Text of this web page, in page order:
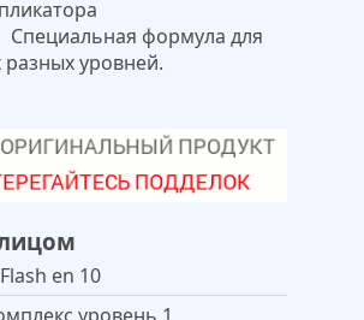
Специальная формула для
разных уровней.
en 10